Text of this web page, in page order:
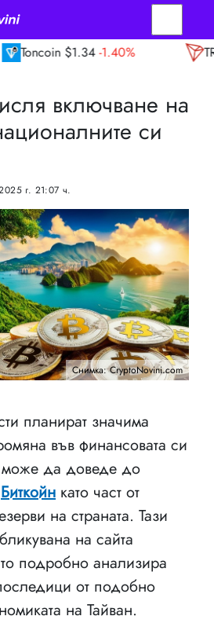
-1.40% TRON $0.33
включване на
си
г. 21:07 ч.
Снимка: CryptoNovini.com
планират значима
във финансовата си
може да доведе до
Биткойн като част от
на страната. Тази
на сайта
подробно анализира
от подобно
на Тайван.